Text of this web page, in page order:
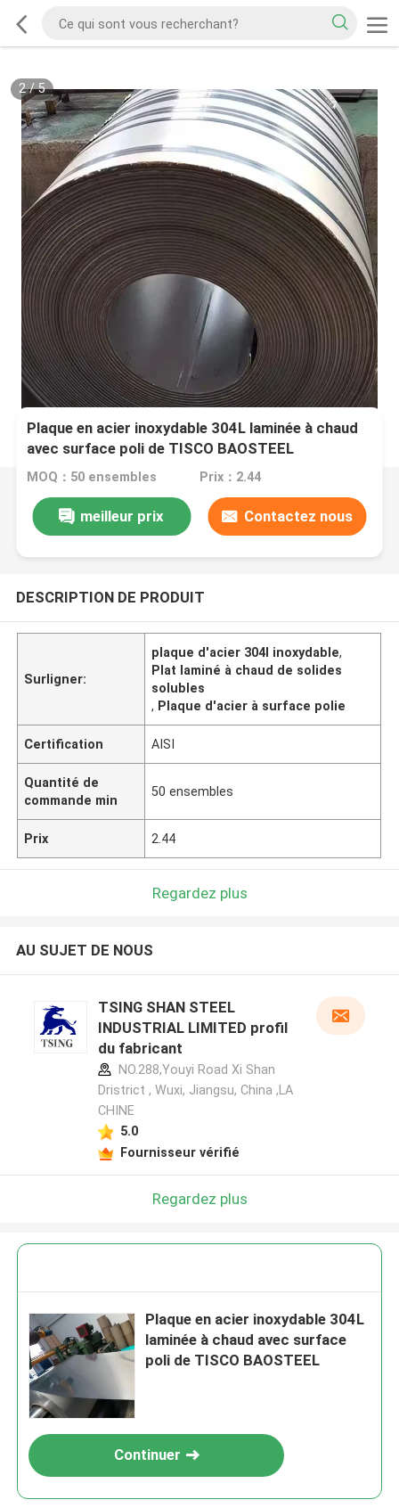
2/5
Plaque en acier inoxydable 304L laminée à chaud
avec surface poli de TISCO BAOSTEEL
MOQ：50 ensembles Prix：2.44
meilleur prix Contactez nous
DESCRIPTION DE PRODUIT
Surligner:
plaque d'acier 304l inoxydable,
Plat laminé à chaud de solides
solubles
, Plaque d'acier à surface polie
Certification AISI
Quantité de
commande min
50 ensembles
Prix 2.44
Regardez plus
AU SUJET DE NOUS
TSING SHAN STEEL
INDUSTRIAL LIMITED profil
du fabricant
NO.288,Youyi Road Xi Shan
Dristrict , Wuxi, Jiangsu, China ,LA
CHINE
5.0
Fournisseur vérifié
Regardez plus
Plaque en acier inoxydable 304L
laminée à chaud avec surface
poli de TISCO BAOSTEEL
Continuer